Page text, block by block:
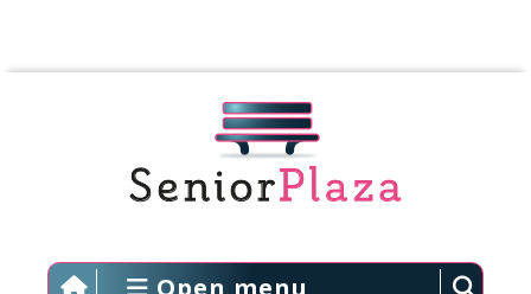
Open menu